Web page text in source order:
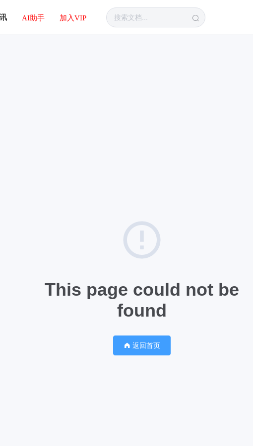
AI助手 加入VIP
This page could not be
found
返回首页